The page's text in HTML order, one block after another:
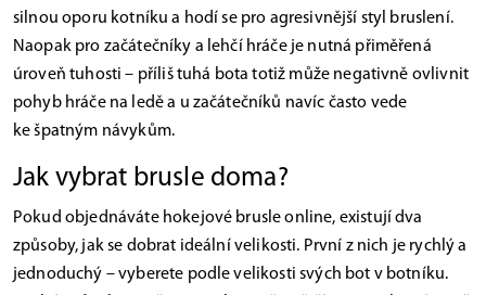
silnou oporu kotníku a hodí se pro agresivnější styl bruslení.
Naopak pro začátečníky a lehčí hráče je nutná přiměřená
úroveň tuhosti – příliš tuhá bota totiž může negativně ovlivnit
pohyb hráče na ledě a u začátečníků navíc často vede
ke špatným návykům.
Jak vybrat brusle doma?
Pokud objednáváte hokejové brusle online, existují dva
způsoby, jak se dobrat ideální velikosti. První z nich je rychlý a
jednoduchý – vyberete podle velikosti svých bot v botníku.